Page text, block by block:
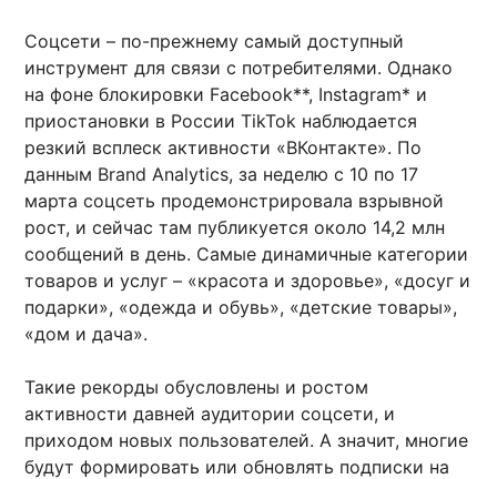
Соцсети – по-прежнему самый доступный
инструмент для связи с потребителями. Однако
на фоне блокировки Facebook**, Instagram* и
приостановки в России TikTok наблюдается
резкий всплеск активности «ВКонтакте». По
данным Brand Analytics, за неделю с 10 по 17
марта соцсеть продемонстрировала взрывной
рост, и сейчас там публикуется около 14,2 млн
сообщений в день. Самые динамичные категории
товаров и услуг – «красота и здоровье», «досуг и
подарки», «одежда и обувь», «детские товары»,
«дом и дача».
Такие рекорды обусловлены и ростом
активности давней аудитории соцсети, и
приходом новых пользователей. А значит, многие
будут формировать или обновлять подписки на